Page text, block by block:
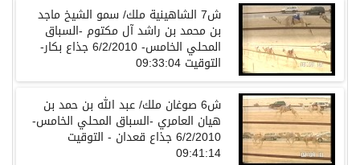
ش7 الشاهينية ملك/ سمو الشيخ ماجد
بن محمد بن راشد آل مكتوم -السباق
المحلي الخامس- 6/2/2010 جذاع بكار-
التوقيت 09:33:04
ش6 صوغان ملك/ عبد الله بن حمد بن
هيان العامري -السباق المحلي الخامس-
6/2/2010 جذاع قعدان - التوقيت
09:41:14